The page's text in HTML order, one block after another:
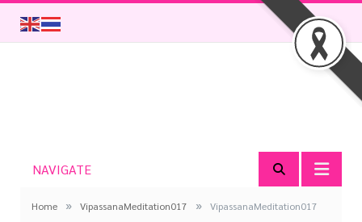
NAVIGATE
Home » VipassanaMeditation017 » VipassanaMeditation017